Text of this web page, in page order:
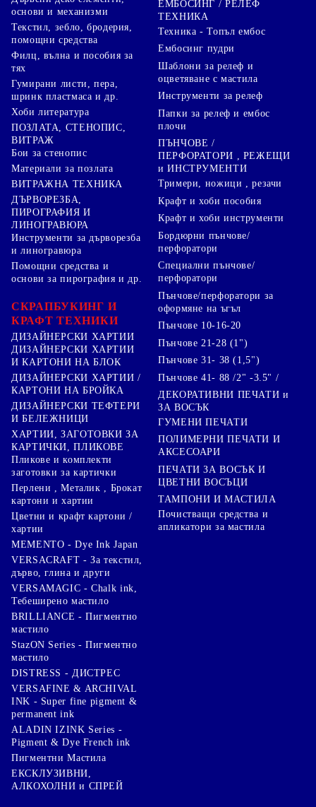
основи и механизми
Текстил, зебло, бродерия,
помощни средства
Филц, вълна и пособия за
тях
Гумирани листи, пера,
шринк пластмаса и др.
Хоби литература
ПОЗЛАТА, СТЕНОПИС,
ВИТРАЖ
Бои за стенопис
Материали за позлата
ВИТРАЖНА ТЕХНИКА
ДЪРВОРЕЗБА,
ПИРОГРАФИЯ И
ЛИНОГРАВЮРА
Инструменти за дърворезба
и линогравюра
Помощни средства и
основи за пирография и др.
СКРАПБУКИНГ И
КРАФТ ТЕХНИКИ
ДИЗАЙНЕРСКИ ХАРТИИ
ДИЗАЙНЕРСКИ ХАРТИИ
И КАРТОНИ НА БЛОК
ДИЗАЙНЕРСКИ ХАРТИИ /
КАРТОНИ НА БРОЙКА
ДИЗАЙНЕРСКИ ТЕФТЕРИ
И БЕЛЕЖНИЦИ
ХАРТИИ, ЗАГОТОВКИ ЗА
КАРТИЧКИ, ПЛИКОВЕ
Пликове и комплекти
заготовки за картички
Перлени , Металик , Брокат
картони и хартии
Цветни и крафт картони /
хартии
ЕМБОСИНГ / РЕЛЕФ
ТЕХНИКА
Техника - Топъл ембос
Ембосинг пудри
Шаблони за релеф и
оцветяване с мастила
Инструменти за релеф
Папки за релеф и ембос
плочи
ПЪНЧОВЕ /
ПЕРФОРАТОРИ , РЕЖЕЩИ
и ИНСТРУМЕНТИ
Тримери, ножици , резачи
Крафт и хоби пособия
Крафт и хоби инструменти
Бордюрни пънчове/
перфоратори
Специални пънчове/
перфоратори
Пънчове/перфоратори за
оформяне на ъгъл
Пънчове 10-16-20
Пънчове 21-28 (1")
Пънчове 31- 38 (1,5")
Пънчове 41- 88 /2" -3.5" /
ДЕКОРАТИВНИ ПЕЧАТИ и
ЗА ВОСЪК
ГУМЕНИ ПЕЧАТИ
ПОЛИМЕРНИ ПЕЧАТИ И
АКСЕСОАРИ
ПЕЧАТИ ЗА ВОСЪК И
ЦВЕТНИ ВОСЪЦИ
ТАМПОНИ И МАСТИЛА
Почистващи средства и
апликатори за мастила
MEMENTO - Dye Ink Japan
VERSACRAFT - За текстил,
дърво, глина и други
VERSAMAGIC - Chalk ink,
Тебеширено мастило
BRILLIANCE - Пигментно
мастило
StazON Series - Пигментно
мастило
DISTRESS - ДИСТРЕС
VERSAFINE & ARCHIVAL
INK - Super fine pigment &
permanent ink
ALADIN IZINK Series -
Pigment & Dye French ink
Пигментни Мастила
ЕКСКЛУЗИВНИ,
АЛКОХОЛНИ и СПРЕЙ